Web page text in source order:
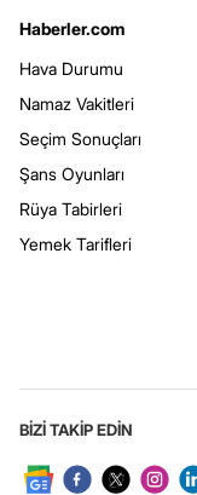
Haberler.com
Hava Durumu
Namaz Vakitleri
Seçim Sonuçları
Şans Oyunları
Rüya Tabirleri
Yemek Tarifleri
BİZİ TAKİP EDİN